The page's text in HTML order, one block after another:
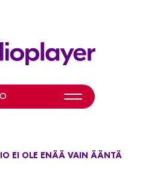
EI OLE ENÄÄ VAIN ÄÄNTÄ